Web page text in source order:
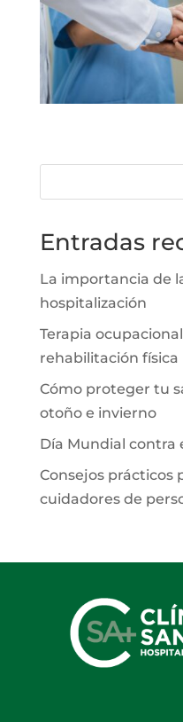
Entradas
La importancia de
hospitalización
Terapia
rehabilitación física
Cómo proteger tu
otoño e invierno
Día Mundial contra
Consejos prácticos
cuidadores de